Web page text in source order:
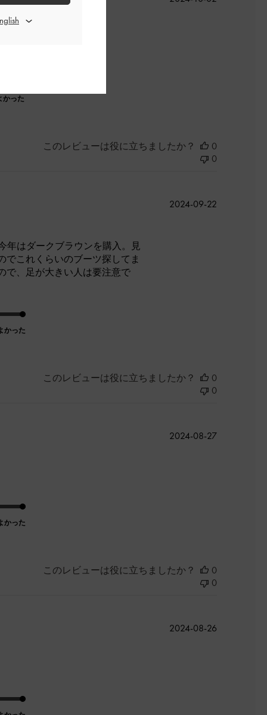
かった
このレビューは役に立ちましたか？
0
0
年はダークブラウンを購入。見
でこれくらいのブーツ探してま
で、足が大きい人は要注意で
かった
公
2024-09-22
このレビューは役に立ちましたか？
0
0
かった
公
2024-08-27
このレビューは役に立ちましたか？
0
0
公
2024-08-26